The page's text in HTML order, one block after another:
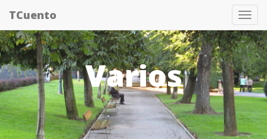
Pasar
contenido
principal
TCuento
Varios